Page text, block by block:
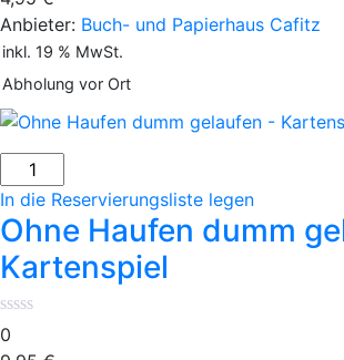
Anbieter: Buch- und Papierhaus Cafitz
inkl. 19 % MwSt.
Abholung vor Ort
Ohne
Haufen
dumm
gelaufen
-
Kartenspiel
Menge
In die Reservierungsliste legen
Ohne Haufen dumm
Kartenspiel
0